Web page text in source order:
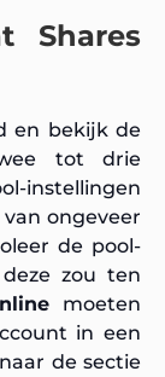
Shares
en bekijk de
tot drie
instellingen
ongeveer
de pool-
zou ten
moeten
in een
de sectie